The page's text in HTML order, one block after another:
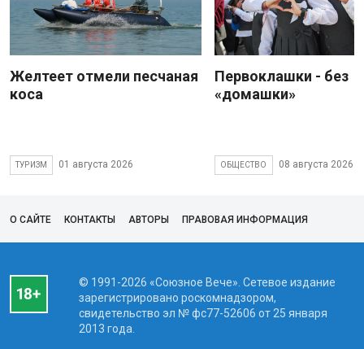
Желтеет отмели песчаная
коса
ТУРИЗМ 01 августа 2026
Первоклашки - без
«домашки»
ОБЩЕСТВО 08 августа 2026
О САЙТЕ КОНТАКТЫ АВТОРЫ ПРАВОВАЯ ИНФОРМАЦИЯ
© 1991-2026 «Союзное Вече». Сетевое издание
зарегистрировано роскомнадзором,
свидетельство эл № фc77-52606 от 25 января
2013 года.